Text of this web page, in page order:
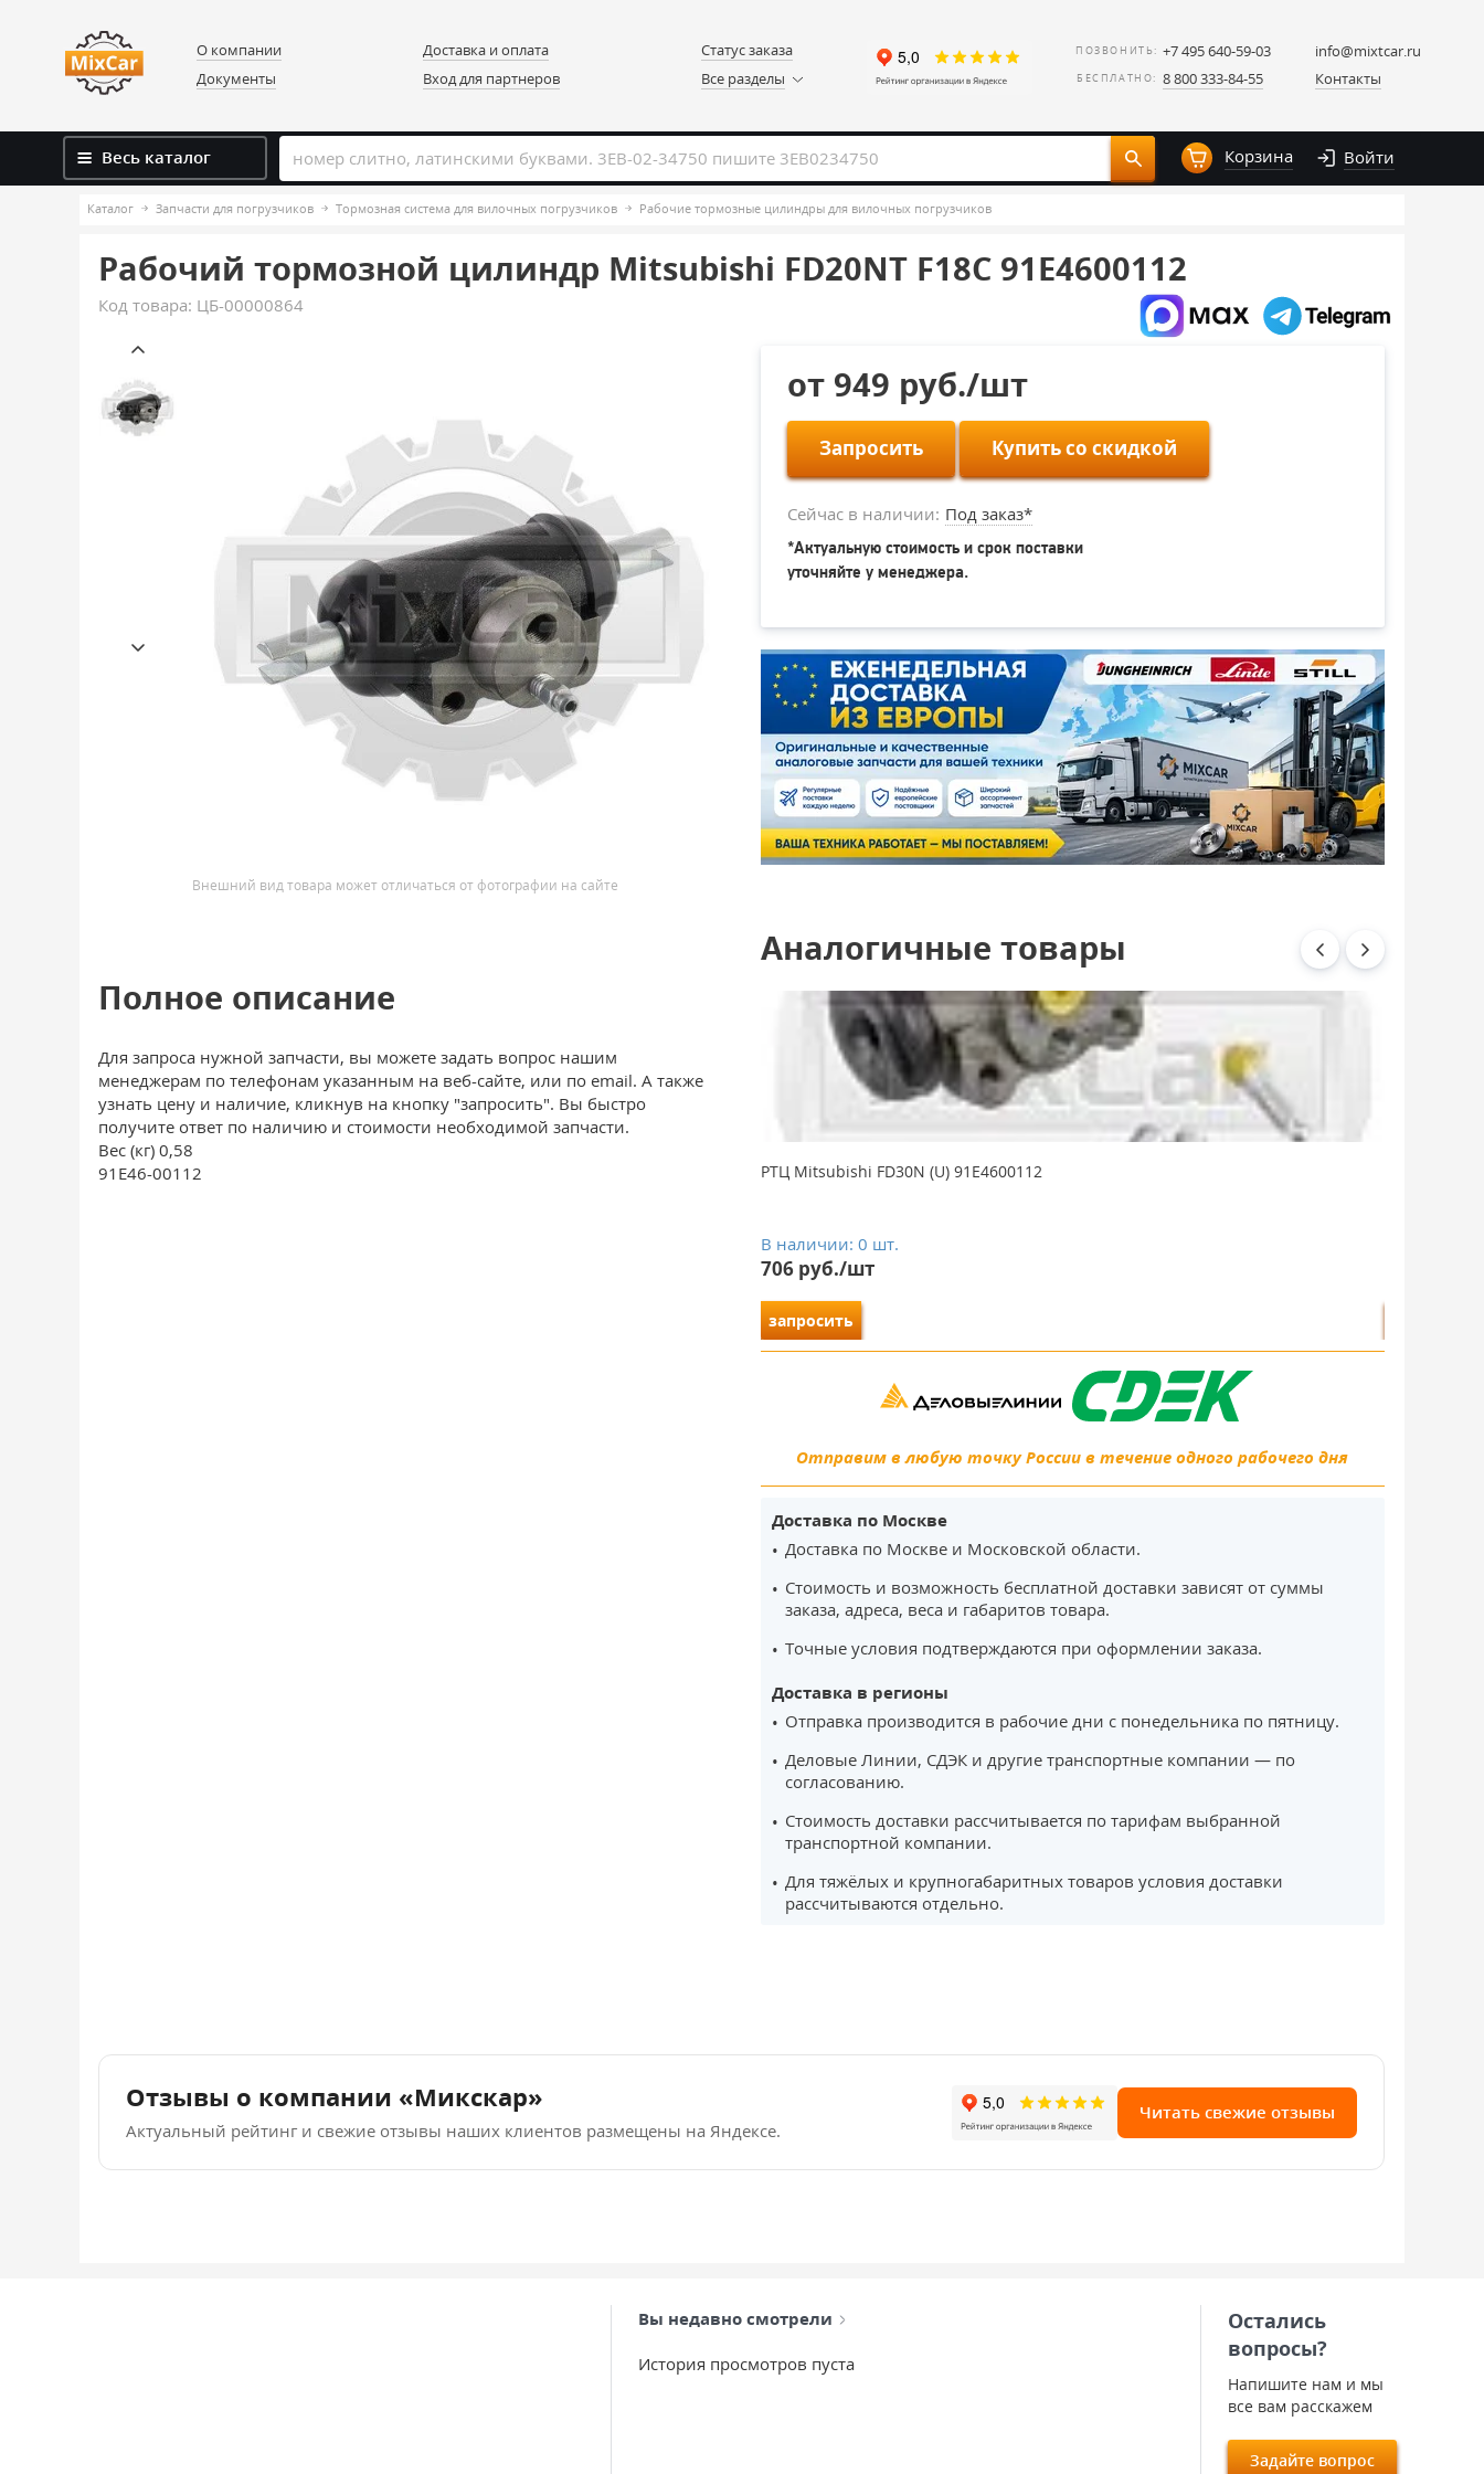
О компании
Документы
Доставка и оплата
Вход для партнеров
Статус заказа
Все разделы
ПОЗВОНИТЬ: +7 495 640-59-03
БЕСПЛАТНО: 8 800 333-84-55
info@mixtcar.ru
Контакты
Весь каталог Корзина Войти
Каталог Запчасти для погрузчиков Тормозная система для вилочных погрузчиков Рабочие тормозные цилиндры для вилочных погрузчиков
Рабочий тормозной цилиндр Mitsubishi FD20NT F18C 91E4600112
Код товара: ЦБ-00000864
Внешний вид товара может отличаться от фотографии на сайте
Полное описание
Для запроса нужной запчасти, вы можете задать вопрос нашим
менеджерам по телефонам указанным на веб-сайте, или по email. А также
узнать цену и наличие, кликнув на кнопку "запросить". Вы быстро
получите ответ по наличию и стоимости необходимой запчасти.
Вес (кг) 0,58
91E46-00112
от 949 руб./шт
Запросить Купить со скидкой
Сейчас в наличии: Под заказ*
*Актуальную стоимость и срок поставки
уточняйте у менеджера.
Аналогичные товары
РТЦ Mitsubishi FD30N (U) 91E4600112
В наличии: 0 шт.
706 руб./шт
запросить
Отправим в любую точку России в течение одного рабочего дня
Доставка по Москве
Доставка по Москве и Московской области.
Стоимость и возможность бесплатной доставки зависят от суммы
заказа, адреса, веса и габаритов товара.
Точные условия подтверждаются при оформлении заказа.
Доставка в регионы
Отправка производится в рабочие дни с понедельника по пятницу.
Деловые Линии, СДЭК и другие транспортные компании — по
согласованию.
Стоимость доставки рассчитывается по тарифам выбранной
транспортной компании.
Для тяжёлых и крупногабаритных товаров условия доставки
рассчитываются отдельно.
Отзывы о компании «Микскар»
Актуальный рейтинг и свежие отзывы наших клиентов размещены на Яндексе.
Читать свежие отзывы
Вы недавно смотрели
История просмотров пуста
Остались
вопросы?
Напишите нам и мы
все вам расскажем
Задайте вопрос